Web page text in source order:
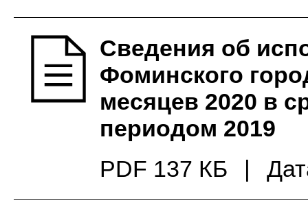
Сведения об
Фоминского
месяцев 2020 в
периодом 2019
PDF 137 КБ
|